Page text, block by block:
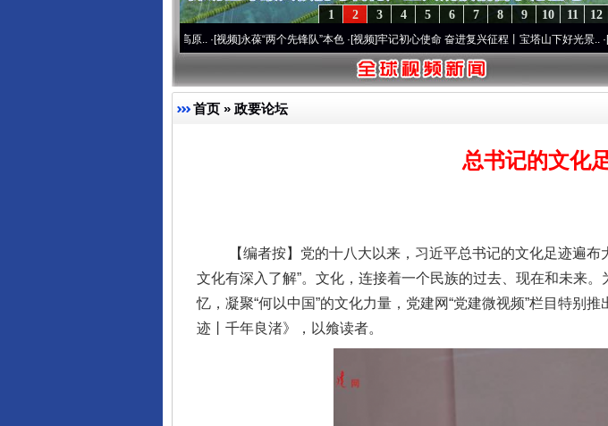
12
11
10
9
8
7
6
5
4
3
2
1
·[视频]永葆“两个先锋队”本色·[视频]牢记初心使命 奋进复兴征程丨宝塔山下好光景..·[视频]因
首页 » 政要论坛
总书记的文化
【编者按】党的十八大以来，习近平总书记的文化足迹遍布
文化有深入了解”。文化，连接着一个民族的过去、现在和未来
忆，凝聚“何以中国”的文化力量，党建网“党建微视频”栏目特别
迹丨千年良渚》，以飨读者。